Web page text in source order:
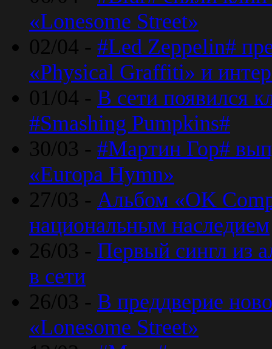
«Lonesome Street»
02/04 - #Led Zeppelin#
«Physical Graffiti» и
01/04 - В сети появился
#Smashing Pumpkins#
30/03 - #Мартин Гор#
«Europa Hymn»
27/03 - Альбом «OK
национальным наследием
26/03 - Первый сингл из
в сети
26/03 - В преддверие
«Lonesome Street»